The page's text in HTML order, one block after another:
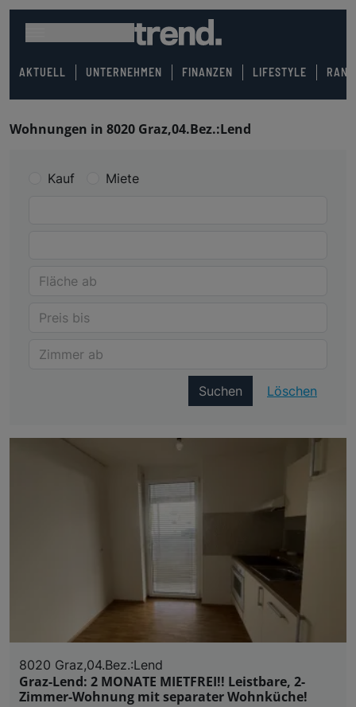
AKTUELL UNTERNEHMEN FINANZEN LIFESTYLE
Wohnungen in 8020 Graz,04.Bez.:Lend
Kauf Miete
Suchen Löschen
8020 Graz,04.Bez.:Lend
Graz-Lend: 2 MONATE MIETFREI!! Leistbare, 2-
Zimmer-Wohnung mit separater Wohnküche!